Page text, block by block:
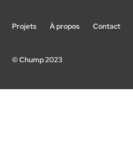
Projets À propos Contact
© Chump 2023